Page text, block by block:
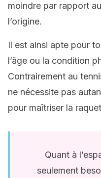
moindre par rapport
l’origine.
Il est ainsi apte pour
l’âge ou la condition
Contrairement au
ne nécessite pas
pour maîtriser la
Quant à
seulement